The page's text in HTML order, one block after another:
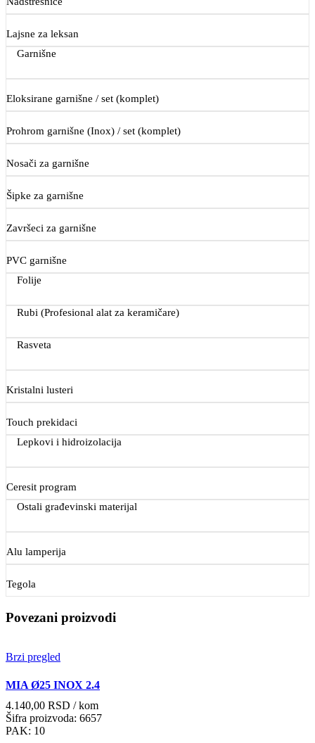
Lajsne za leksan
Garnišne
Eloksirane garnišne / set (komplet)
Prohrom garnišne (Inox) / set (komplet)
Nosači za garnišne
Šipke za garnišne
Završeci za garnišne
PVC garnišne
Folije
Rubi (Profesional alat za keramičare)
Rasveta
Kristalni lusteri
Touch prekidaci
Lepkovi i hidroizolacija
Ceresit program
Ostali građevinski materijal
Alu lamperija
Tegola
Povezani proizvodi
Brzi pregled
MIA Ø25 INOX 2.4
4.140,00 RSD / kom
Šifra proizvoda: 6657
PAK: 10